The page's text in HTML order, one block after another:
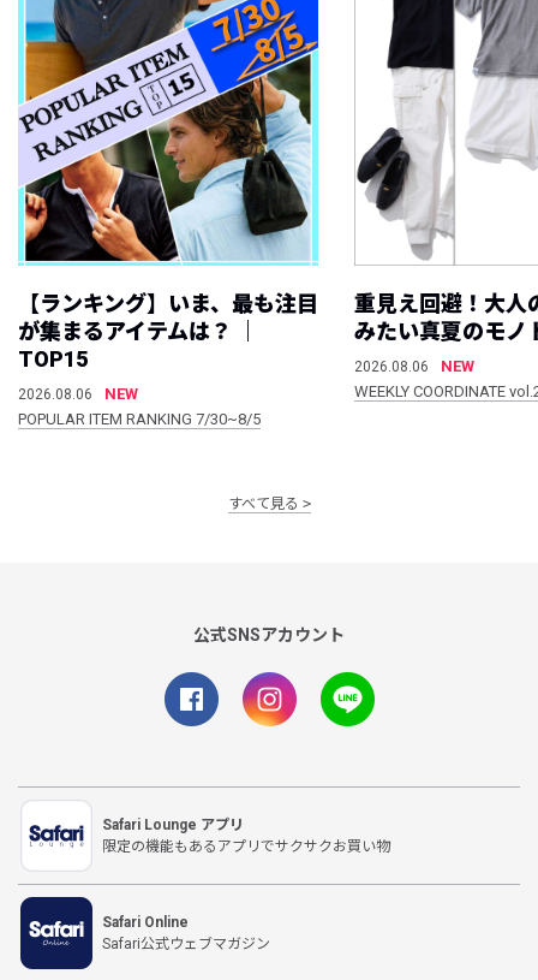
【ランキング】いま、最も注目
が集まるアイテムは？ ｜
TOP15
2026.08.06
NEW
POPULAR ITEM RANKING 7/30~8/5
重見え回避！大人
みたい真夏のモノ
2026.08.06
NEW
WEEKLY COORDINATE
すべて見る
公式SNSアカウント
Safari Lounge アプリ
限定の機能もあるアプリでサクサクお買い物
Safari Online
Safari公式ウェブマガジン